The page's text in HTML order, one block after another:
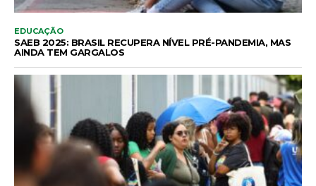
EDUCAÇÃO
SAEB 2025: BRASIL RECUPERA NÍVEL PRÉ-PANDEMIA, MAS
AINDA TEM GARGALOS